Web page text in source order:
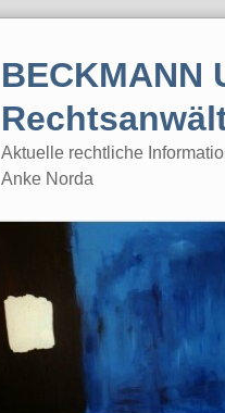
BECKMANN
Aktuelle rechtliche
Anke Norda